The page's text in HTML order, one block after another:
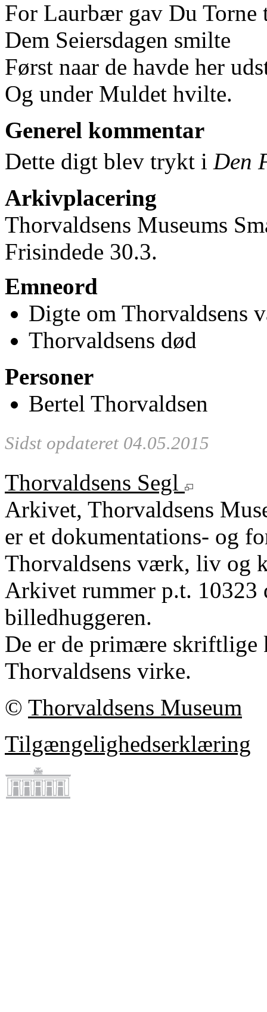
For Laurbær gav Du Torne
Dem Seiersdagen smilte
Først naar de havde her
Og under Muldet hvilte.
Generel kommentar
Dette digt blev trykt i Den
Arkivplacering
Thorvaldsens Museums
Frisindede 30.3.
Emneord
Digte om Thorvaldsens
Thorvaldsens død
Personer
Bertel Thorvaldsen
Sidst opdateret 04.05.2015
Thorvaldsens Segl
Arkivet, Thorvaldsens
er et dokumentations- og
Thorvaldsens værk, liv og
Arkivet rummer p.t.
billedhuggeren.
De er de primære
Thorvaldsens virke.
© Thorvaldsens Museum
Tilgængelighedserklæring